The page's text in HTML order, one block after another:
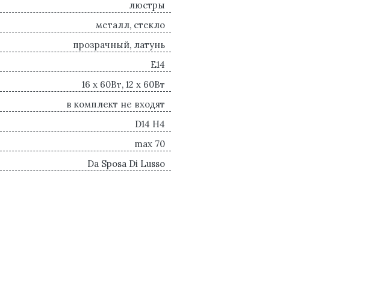
люстры
металл, стекло
прозрачный, латунь
E14
16 х 60Вт, 12 x 60Вт
в комплект не входят
D14 H4
max 70
Da Sposa Di Lusso